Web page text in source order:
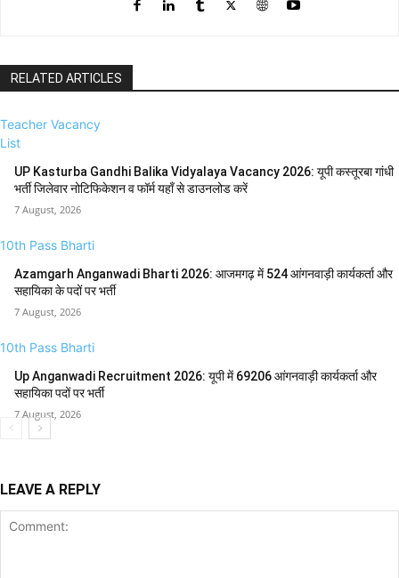
RELATED ARTICLES
Teacher Vacancy
List
UP Kasturba Gandhi Balika Vidyalaya Vacancy 2026: यूपी कस्तूरबा गांधी
भर्ती जिलेवार नोटिफिकेशन व फॉर्म यहाँ से डाउनलोड करें
7 August, 2026
10th Pass Bharti
Azamgarh Anganwadi Bharti 2026: आजमगढ़ में 524 आंगनवाड़ी कार्यकर्ता और
सहायिका के पदों पर भर्ती
7 August, 2026
10th Pass Bharti
Up Anganwadi Recruitment 2026: यूपी में 69206 आंगनवाड़ी कार्यकर्ता और
सहायिका पदों पर भर्ती
7 August, 2026
LEAVE A REPLY